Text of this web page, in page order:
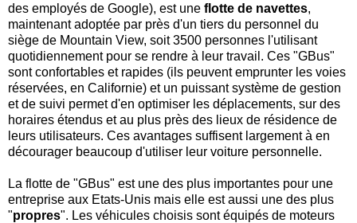
des employés de Google), est une flotte de navettes,
maintenant adoptée par près d'un tiers du personnel du
siège de Mountain View, soit 3500 personnes l'utilisant
quotidiennement pour se rendre à leur travail. Ces "GBus"
sont confortables et rapides (ils peuvent emprunter les voies
réservées, en Californie) et un puissant système de gestion
et de suivi permet d'en optimiser les déplacements, sur des
horaires étendus et au plus près des lieux de résidence de
leurs utilisateurs. Ces avantages suffisent largement à en
décourager beaucoup d'utiliser leur voiture personnelle.
La flotte de "GBus" est une des plus importantes pour une
entreprise aux Etats-Unis mais elle est aussi une des plus
"propres". Les véhicules choisis sont équipés de moteurs